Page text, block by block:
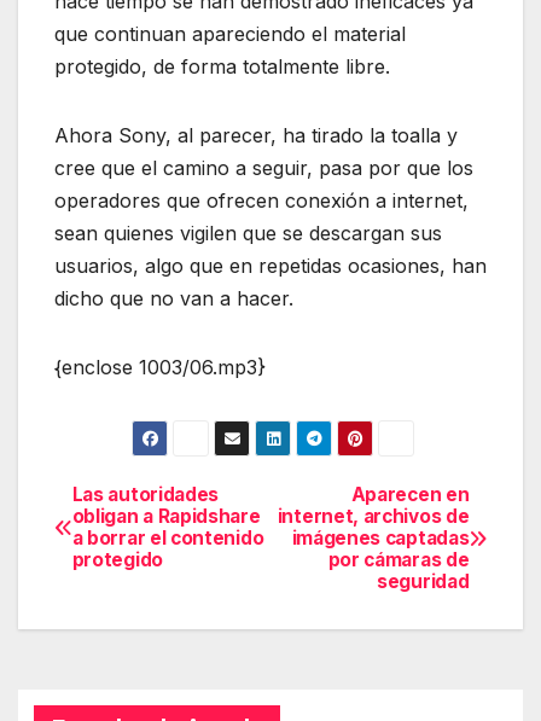
que continuan apareciendo el material
protegido, de forma totalmente libre.
Ahora Sony, al parecer, ha tirado la toalla y
cree que el camino a seguir, pasa por que los
operadores que ofrecen conexión a internet,
sean quienes vigilen que se descargan sus
usuarios, algo que en repetidas ocasiones, han
dicho que no van a hacer.
{enclose 1003/06.mp3}
Navegación
de
Aparecen en
internet, archivos de
imágenes captadas
por cámaras de
seguridad
Las autoridades
obligan a Rapidshare
a borrar el contenido
protegido